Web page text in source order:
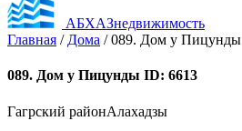
АБХАЗнедвижимость
Главная / Дома /089. Дом у Пицунды
089. Дом у Пицунды ID: 6613
Гагрский районАлахадзы